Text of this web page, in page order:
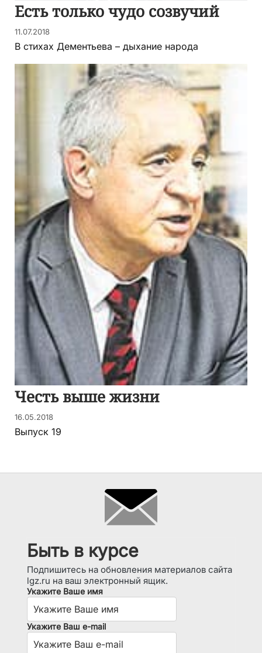
Есть только чудо созвучий
11.07.2018
В стихах Дементьева – дыхание народа
Честь выше жизни
16.05.2018
Выпуск 19
Быть в курсе
Подпишитесь на обновления материалов сайта
lgz.ru на ваш электронный ящик.
Укажите Ваше имя
Укажите Ваш e-mail